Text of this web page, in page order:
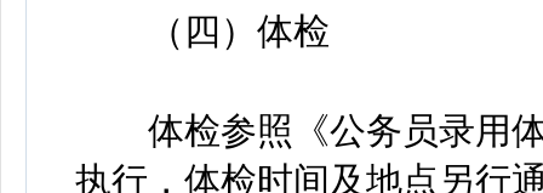
（四）体检
体检参照《公务员录用体
执行，体检时间及地点另行